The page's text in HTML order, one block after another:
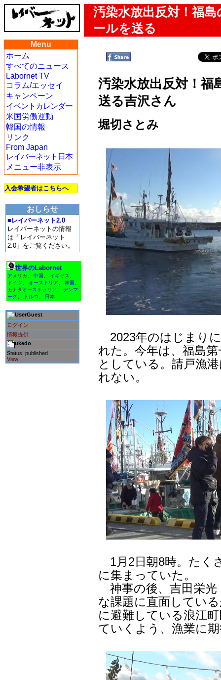
汚染水放出反対！福
ールを送る
Menu
ホーム
すべてのニュース
Labornet TV
コラム/エッセイ
キャンペーン
イベントカレンダー
米国労働運動
韓国の情報
リンク
From Japan
レイバーネット日本
メニュー非表示
入会希望者はこちらへ
おしらせ
■レイバーネット2.0
レイバーネットの情報
は「レイバーネット
2.0」をご覧ください。
世界のLabornet
アメリカ 中国 イギリス
ドイツ
オーストリア 韓国
カナダオーストラリア
デンマ
ーク
トルコ 日本
Guest
ログイン
情報提供
ukedo
Status: published
View
汚染水放出反対！福
送る吉沢さん
堀切さとみ
2023年のはじまり
れた。今年は、福島
としている。請戸漁
れない。
1月2日朝8時。たく
に集まっていた。
神事の後、吉田栄光
な課題に直面してい
に避難している浪江
ていくよう、漁業に